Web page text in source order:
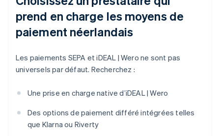
prend en charge les moyens de
paiement néerlandais
Les paiements SEPA et iDEAL | Wero ne sont pas
universels par défaut. Recherchez :
Une prise en charge native d’iDEAL | Wero
Des options de paiement différé intégrées telles
que Klarna ou Riverty